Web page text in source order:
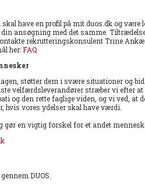
have en profil på mit.duos.dk og være
ansøgning med det samme.
rekrutteringskonsulent Trine
her:FAQ
støtter dem i svære situationer og
velfærdsleverandører stræber vi efter at
og den rette faglige viden, og vi ved, at
hvis vores ydelser skal have værdi.
gør en vigtig forskel for et andet
DUOS.